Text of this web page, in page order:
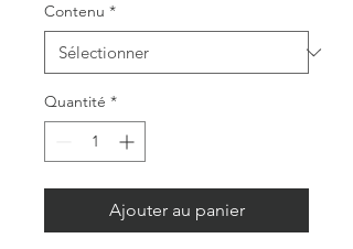
Contenu *
Quantité *
Ajouter au panier